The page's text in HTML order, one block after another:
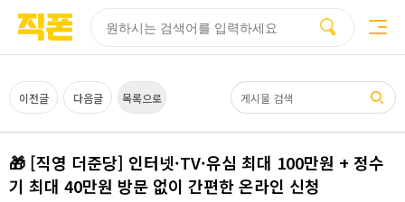
이전글 다음글 목록으로
🎁 [직영 더준당] 인터넷·TV·유심 최대 100만원 + 정수
기 최대 40만원 방문 없이 간편한 온라인 신청
페이지
페이지
페이지
페이지